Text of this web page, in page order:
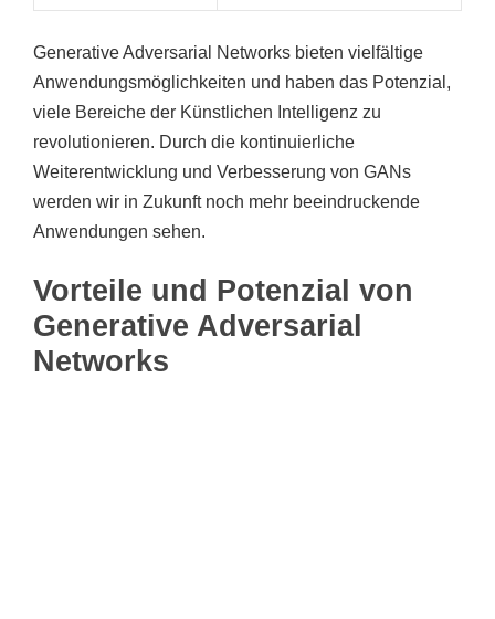
Generative Adversarial Networks bieten vielfältige
Anwendungsmöglichkeiten und haben das Potenzial,
viele Bereiche der Künstlichen Intelligenz zu
revolutionieren. Durch die kontinuierliche
Weiterentwicklung und Verbesserung von GANs
werden wir in Zukunft noch mehr beeindruckende
Anwendungen sehen.
Vorteile und Potenzial von
Generative Adversarial
Networks